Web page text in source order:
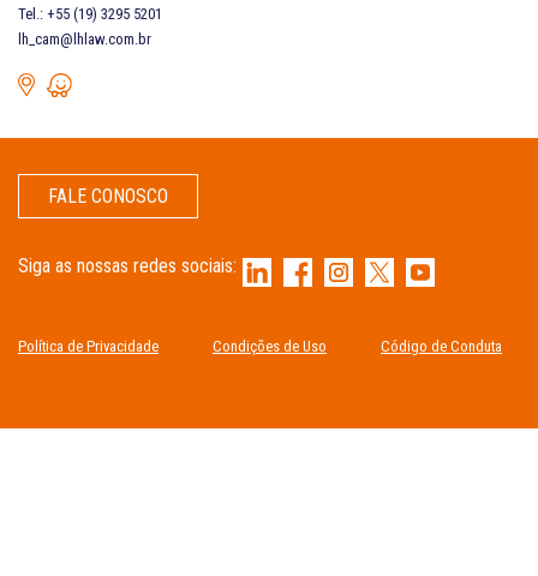
Tel.: +55 (19) 3295 5201
lh_cam@lhlaw.com.br
FALE CONOSCO
Siga as nossas redes sociais:
Política de Privacidade Condições de Uso Código de Conduta